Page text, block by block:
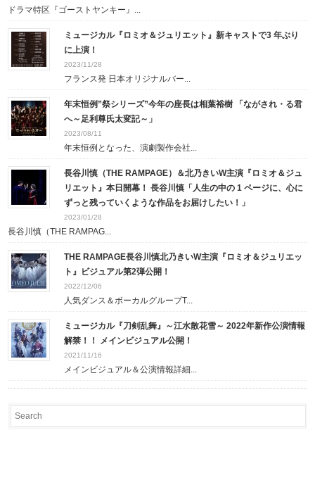
ドラマ特区『ゴーストヤンキー』...
ミュージカル『ロミオ＆ジュリエット』新キャストで3 年ぶり
に上演！
2023/11/28
フランス発 日本オリジナルバー...
年末恒例”祭シリーズ”今年の座長は相葉裕樹 「ながされ・る君
へ～足利尊氏太変記～」
2023/08/11
年末恒例となった、演劇製作会社...
長谷川慎（THE RAMPAGE）＆北乃きいW主演『ロミオ＆ジュ
リエット』本日開幕！ 長谷川慎「人生の中の 1 ページに、心に
ずっと残っていくような作品をお届けしたい！」
2023/01/28
長谷川慎（THE RAMPAG...
THE RAMPAGE長谷川慎北乃きいW主演『ロミオ＆ジュリエッ
ト』ビジュアル第2弾公開！
2022/12/06
人気ダンス＆ボーカルグループT...
ミュージカル『刀剣乱舞』～江水散花雪～ 2022年新作公演情報
解禁！！ メインビジュアル公開！
2021/11/16
メインビジュアル＆公演情報詳細...